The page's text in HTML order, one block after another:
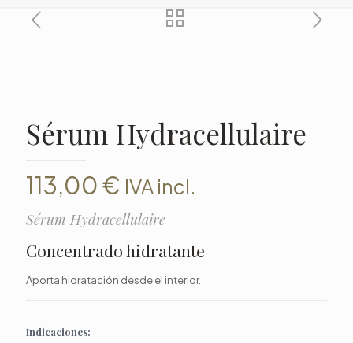
Sérum Hydracellulaire
113,00€ IVA incl.
Sérum Hydracellulaire
Concentrado hidratante
Aporta hidratación desde el interior.
Indicaciones: